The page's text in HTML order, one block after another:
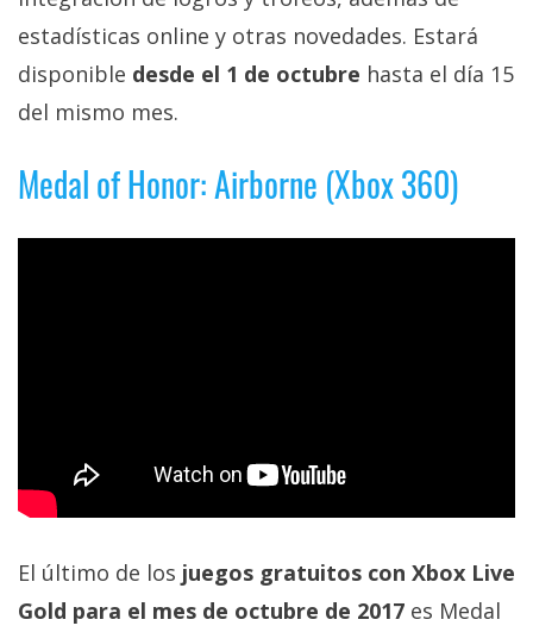
estadísticas online y otras novedades. Estará
disponible desde el 1 de octubre hasta el día 15
del mismo mes.
Medal of Honor: Airborne (Xbox 360)
El último de los juegos gratuitos con Xbox Live
Gold para el mes de octubre de 2017 es Medal